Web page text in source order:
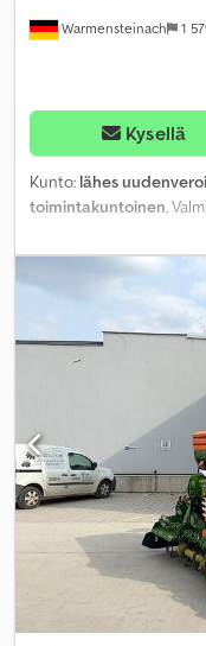
Warmensteinach 1
Kysellä
Kunto: lähes
toimintakuntoinen,